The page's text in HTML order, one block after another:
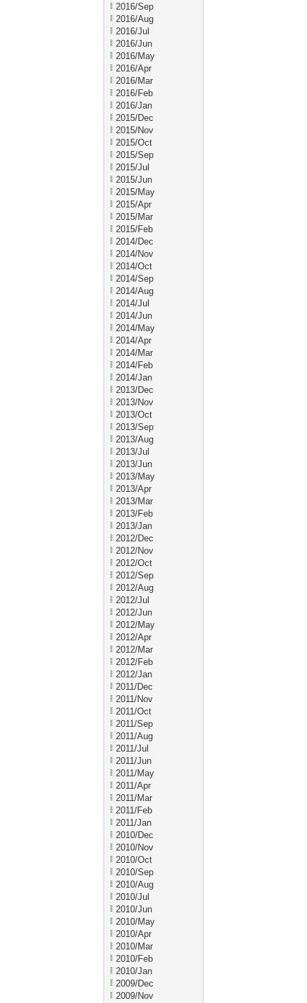
2016/Sep
2016/Aug
2016/Jul
2016/Jun
2016/May
2016/Apr
2016/Mar
2016/Feb
2016/Jan
2015/Dec
2015/Nov
2015/Oct
2015/Sep
2015/Jul
2015/Jun
2015/May
2015/Apr
2015/Mar
2015/Feb
2014/Dec
2014/Nov
2014/Oct
2014/Sep
2014/Aug
2014/Jul
2014/Jun
2014/May
2014/Apr
2014/Mar
2014/Feb
2014/Jan
2013/Dec
2013/Nov
2013/Oct
2013/Sep
2013/Aug
2013/Jul
2013/Jun
2013/May
2013/Apr
2013/Mar
2013/Feb
2013/Jan
2012/Dec
2012/Nov
2012/Oct
2012/Sep
2012/Aug
2012/Jul
2012/Jun
2012/May
2012/Apr
2012/Mar
2012/Feb
2012/Jan
2011/Dec
2011/Nov
2011/Oct
2011/Sep
2011/Aug
2011/Jul
2011/Jun
2011/May
2011/Apr
2011/Mar
2011/Feb
2011/Jan
2010/Dec
2010/Nov
2010/Oct
2010/Sep
2010/Aug
2010/Jul
2010/Jun
2010/May
2010/Apr
2010/Mar
2010/Feb
2010/Jan
2009/Dec
2009/Nov